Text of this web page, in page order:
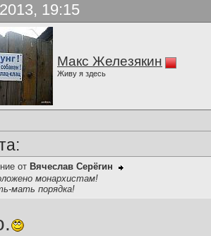
19:15
Макс Железякин
Живу я здесь
от Вячеслав Серёгин
монархистам!
мать порядка!